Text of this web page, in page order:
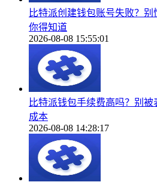
比特派创建钱包账号失败？
你得知道
2026-08-08 15:55:01
比特派钱包手续费高吗？别
成本
2026-08-08 14:28:17